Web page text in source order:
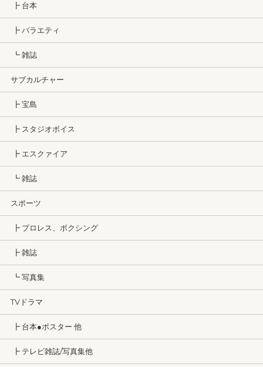
┣ 台本
┣ バラエティ
┗ 雑誌
サブカルチャー
┣ 宝島
┣ スタジオボイス
┣ エスクァイア
┗ 雑誌
スポーツ
┣ プロレス、ボクシング
┣ 雑誌
┗ 写真集
TVドラマ
┣ 台本●ポスター 他
┣ テレビ雑誌/写真集他